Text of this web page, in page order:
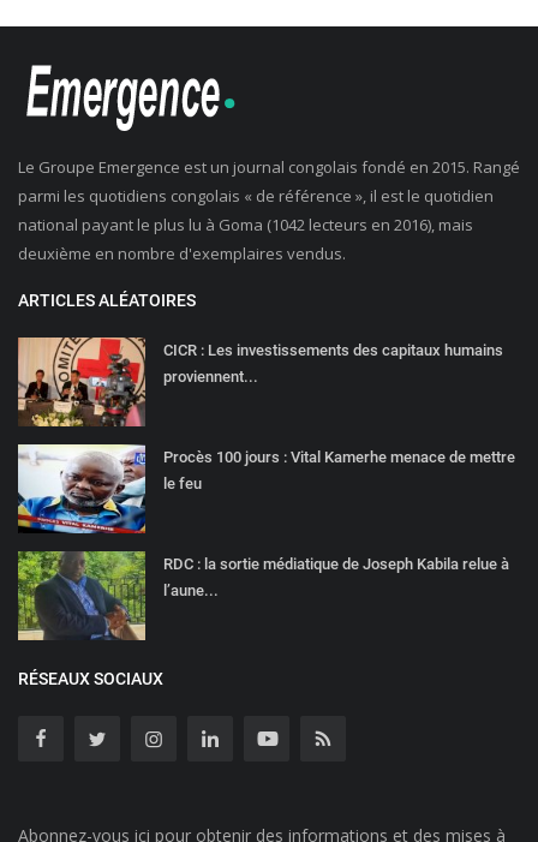
Le Groupe Emergence est un journal congolais fondé en 2015. Rangé
parmi les quotidiens congolais « de référence », il est le quotidien
national payant le plus lu à Goma (1042 lecteurs en 2016), mais
deuxième en nombre d'exemplaires vendus.
ARTICLES ALÉATOIRES
CICR : Les investissements des capitaux humains
proviennent...
Procès 100 jours : Vital Kamerhe menace de mettre
le feu
RDC : la sortie médiatique de Joseph Kabila relue à
l’aune...
RÉSEAUX SOCIAUX
Abonnez-vous ici pour obtenir des informations et des mises à